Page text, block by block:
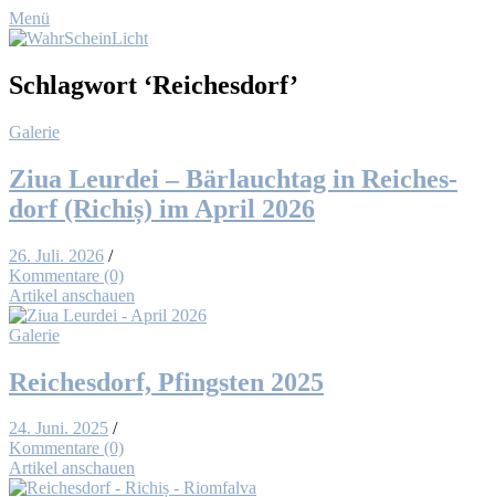
Menü
Schlagwort ‘Reichesdorf’
Galerie
Ziua Leur­dei – Bär­lauch­tag in Rei­ches­
dorf (Ri­chiș) im April 2026
26. Juli. 2026 /
Kommentare (0)
Artikel anschauen
Galerie
Rei­ches­dorf, Pfings­ten 2025
24. Juni. 2025 /
Kommentare (0)
Artikel anschauen